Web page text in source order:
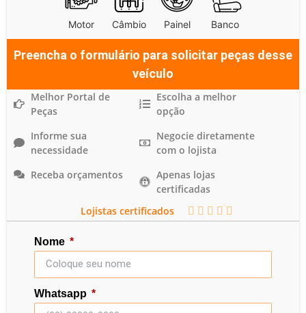
Motor Câmbio Painel Banco
Preencha o formulário para solicitar peças desse
veículo
Melhor Portal de
Peças
Informe sua
necessidade
Receba orçamentos
Escolha a melhor
opção
Negocie diretamente
com o lojista
Apenas lojas
certificadas
Lojistas certificados
    
Nome
Whatsapp